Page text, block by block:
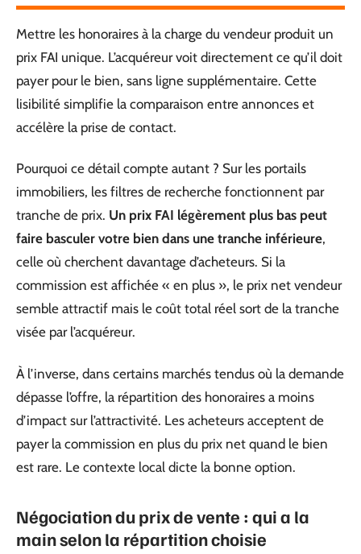
Mettre les honoraires à la charge du vendeur produit un
prix FAI unique. L’acquéreur voit directement ce qu’il doit
payer pour le bien, sans ligne supplémentaire. Cette
lisibilité simplifie la comparaison entre annonces et
accélère la prise de contact.
Pourquoi ce détail compte autant ? Sur les portails
immobiliers, les filtres de recherche fonctionnent par
tranche de prix. Un prix FAI légèrement plus bas peut
faire basculer votre bien dans une tranche inférieure,
celle où cherchent davantage d’acheteurs. Si la
commission est affichée « en plus », le prix net vendeur
semble attractif mais le coût total réel sort de la tranche
visée par l’acquéreur.
À l’inverse, dans certains marchés tendus où la demande
dépasse l’offre, la répartition des honoraires a moins
d’impact sur l’attractivité. Les acheteurs acceptent de
payer la commission en plus du prix net quand le bien
est rare. Le contexte local dicte la bonne option.
Négociation du prix de vente : qui a la
main selon la répartition choisie